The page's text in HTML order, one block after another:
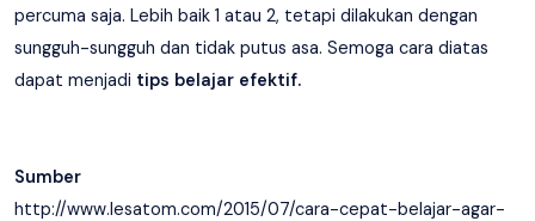
percuma saja. Lebih baik 1 atau 2, tetapi dilakukan dengan
sungguh-sungguh dan tidak putus asa. Semoga cara diatas
dapat menjadi tips belajar efektif.
Sumber
http://www.lesatom.com/2015/07/cara-cepat-belajar-agar-